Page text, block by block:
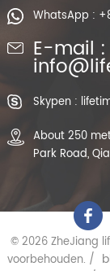
WhatsApp :
E-mail :
Skypen :
About 250
Park Road,
© 2026 ZheJiang
voorbehouden. /